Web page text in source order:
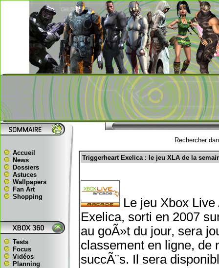
Accueil
News
Dossiers
Astuces
Wallpapers
Fan Art
Shopping
Tests
Focus
Vidéos
Planning
Rechercher
Triggerheart Exelica : le jeu XLA de la
Le jeu Xbox
Exelica, sorti en 2007
au goÃ»t du jour, sera
classement en ligne, de
succÃ¨s. Il sera